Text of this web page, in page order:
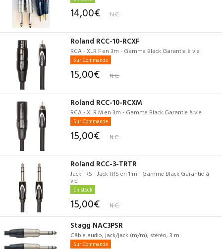
14,00€ N.C.
Roland RCC-10-RCXF
RCA - XLR F en 3m - Gamme Black Garantie à vie
Sur Commande
15,00€ N.C.
Roland RCC-10-RCXM
RCA - XLR M en 3m - Gamme Black Garantie à vie
Sur Commande
15,00€ N.C.
Roland RCC-3-TRTR
Jack TRS - Jack TRS en 1 m - Gamme Black Garantie à
vie
En stock
15,00€ N.C.
Stagg NAC3PSR
Câble audio, jack/jack (m/m), stéréo, 3 m
Sur Commande